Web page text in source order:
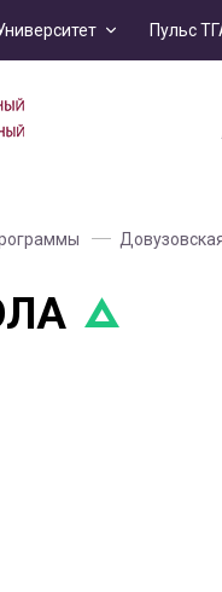
Пульс